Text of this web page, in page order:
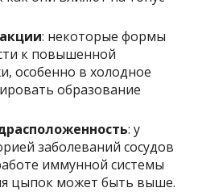
: некоторые формы
к повышенной
особенно в холодное
образование
: у
заболеваний сосудов
иммунной системы
цыпок может быть выше.